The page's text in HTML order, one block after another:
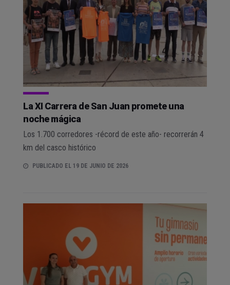
La XI Carrera de San Juan promete una
noche mágica
Los 1.700 corredores -récord de este año- recorrerán 4
km del casco histórico
PUBLICADO EL 19 DE JUNIO DE 2026